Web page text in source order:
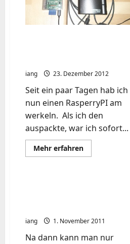
iang 23. Dezember 2012
Seit ein paar Tagen hab ich
nun einen RasperryPI am
werkeln. Als ich den
auspackte, war ich sofort...
Mehr erfahrenMehr
Informationen
iang 1. November 2011
Na dann kann man nur